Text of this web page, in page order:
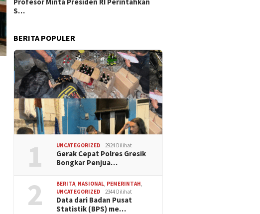
S…
BERITA POPULER
1 UNCATEGORIZED 2924 Dilihat
Gerak Cepat Polres Gresik
Bongkar Penjua…
2 BERITA NASIONAL PEMERINTAH
UNCATEGORIZED
2344 Dilihat
Data dari Badan Pusat
Statistik (BPS) me…